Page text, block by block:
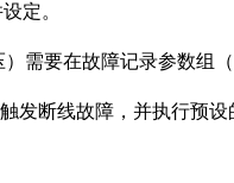
定。
需要在故障记录参数组
发断线故障，并执行预设